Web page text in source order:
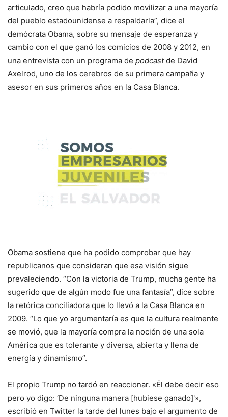
articulado, creo que habría podido movilizar a una mayoría
del pueblo estadounidense a respaldarla”, dice el
demócrata Obama, sobre su mensaje de esperanza y
cambio con el que ganó los comicios de 2008 y 2012, en
una entrevista con un programa de podcastde David
Axelrod, uno de los cerebros de su primera campaña y
asesor en sus primeros años en la Casa Blanca.
Obama sostiene que ha podido comprobar que hay
republicanos que consideran que esa visión sigue
prevaleciendo. “Con la victoria de Trump, mucha gente ha
sugerido que de algún modo fue una fantasía”, dice sobre
la retórica conciliadora que lo llevó a la Casa Blanca en
2009. “Lo que yo argumentaría es que la cultura realmente
se movió, que la mayoría compra la noción de una sola
América que es tolerante y diversa, abierta y llena de
energía y dinamismo”.
El propio Trump no tardó en reaccionar. «Él debe decir eso
pero yo digo: ‘De ninguna manera [hubiese ganado]'»,
escribió en Twitter la tarde del lunes bajo el argumento de